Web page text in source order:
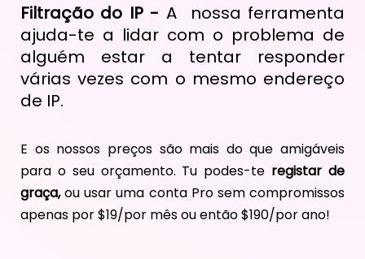
Filtração do IP - A nossa ferramenta
ajuda-te a lidar com o problema de
alguém estar a tentar responder
várias vezes com o mesmo endereço
de IP.
E os nossos preços são mais do que amigáveis
para o seu orçamento. Tu podes-te registar de
graça,ou usar uma conta Pro sem compromissos
apenas por $19/por mês ou então $190/por ano!